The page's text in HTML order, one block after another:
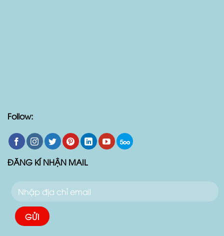
Follow:
ĐĂNG KÍ NHẬN MAIL